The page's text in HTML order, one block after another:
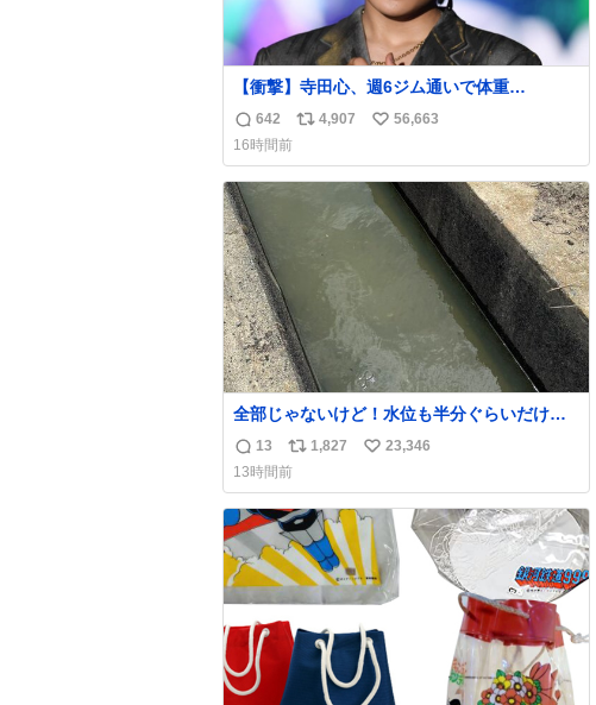
【衝撃】寺田心、週6ジム通いで体重
62kg→82kgに 110kgのベンチプレス持ち上
げる姿披露
news.livedoor.com/article/detail… 元々自重
のみだったが、更に筋肉を大きくするためジ
ム通いを開始。筋肉増量のためおにぎり10
個、ゼリー飲料3～4本、パスタと毎日4千kcal
オーバーの食事を摂取し、増量したという。
返
信
数
642
リ
ス
4,907
い
ね
数
56,663
16時間前
全部じゃないけど！水位も半分ぐらいだけ
ど！水が来はじめたよ！！！ 作業してくれた
方々ありがとーーー
ー！！！！！！！！！！！！！！！！！！！
！！！！！！！
返
信
数
13
リ
ポ
ス
ト
数
1,827
い
ね
数
23,346
13時間前